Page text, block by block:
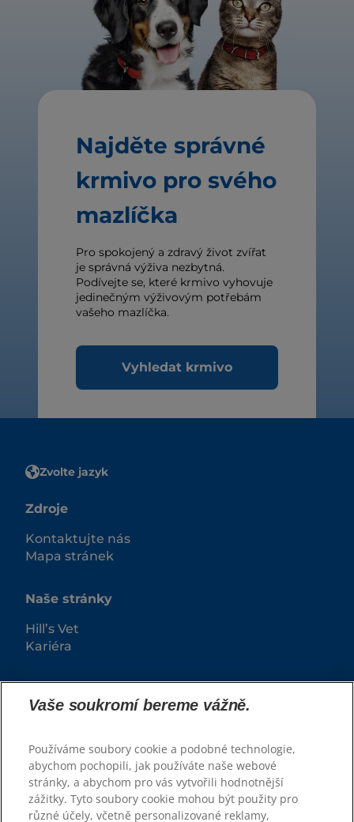
Najděte správné
krmivo pro svého
mazlíčka
Pro spokojený a zdravý život zvířat
je správná výživa nezbytná.
Podívejte se, které krmivo vyhovuje
jedinečným výživovým potřebám
vašeho mazlíčka.
Vyhledat krmivo
Zvolte jazyk
Zdroje
Kontaktujte nás
Mapa stránek
Naše stránky
Hill’s Vet
Kariéra
© 2026 Hill’s Pet Nutrition, Inc.
Vaše soukromí bereme vážně.
Používáme soubory cookie a podobné technologie,
abychom pochopili, jak používáte naše webové
stránky, a abychom pro vás vytvořili hodnotnější
zážitky. Tyto soubory cookie mohou být použity pro
různé účely, včetně personalizované reklamy,